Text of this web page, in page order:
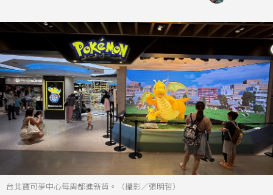
台北寶可夢中心每周都進新貨。（攝影／張明哲）